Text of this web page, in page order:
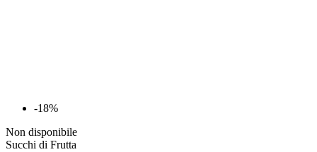
-18%
Non disponibile
Succhi di Frutta